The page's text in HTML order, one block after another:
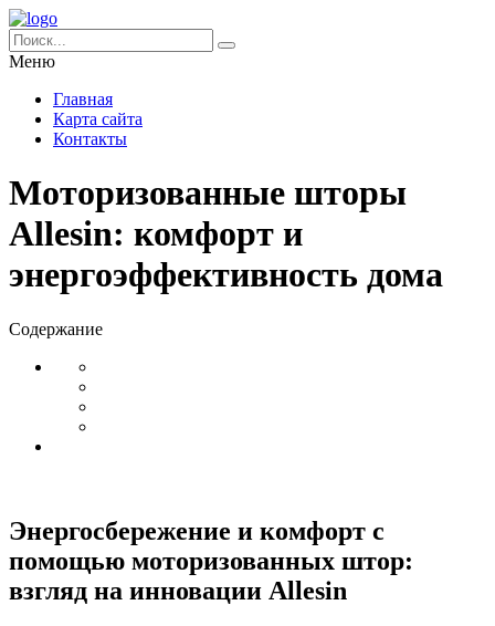
Меню
Главная
Карта сайта
Контакты
Моторизованные шторы
Allesin: комфорт и
энергоэффективность дома
Содержание
Энергосбережение и комфорт с
помощью моторизованных штор:
взгляд на инновации Allesin